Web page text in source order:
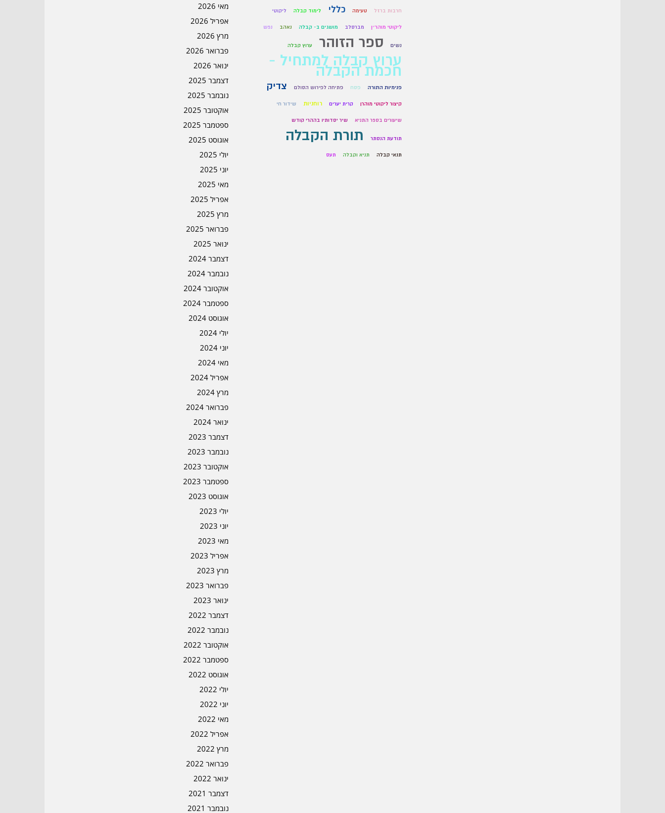
מאי 2026
אפריל 2026
מרץ 2026
פברואר 2026
ינואר 2026
דצמבר 2025
נובמבר 2025
אוקטובר 2025
ספטמבר 2025
אוגוסט 2025
יולי 2025
יוני 2025
מאי 2025
אפריל 2025
מרץ 2025
פברואר 2025
ינואר 2025
דצמבר 2024
נובמבר 2024
אוקטובר 2024
ספטמבר 2024
אוגוסט 2024
יולי 2024
יוני 2024
מאי 2024
אפריל 2024
מרץ 2024
פברואר 2024
ינואר 2024
דצמבר 2023
נובמבר 2023
אוקטובר 2023
ספטמבר 2023
אוגוסט 2023
יולי 2023
יוני 2023
מאי 2023
אפריל 2023
מרץ 2023
פברואר 2023
ינואר 2023
דצמבר 2022
נובמבר 2022
אוקטובר 2022
ספטמבר 2022
אוגוסט 2022
יולי 2022
יוני 2022
מאי 2022
אפריל 2022
מרץ 2022
פברואר 2022
ינואר 2022
דצמבר 2021
נובמבר 2021
חרבות ברזל טעימה כללי לימוד קבלה ליקוטי
ליקוטי מוהר״ן מברסלב מושגים ב- קבלה נאהב נפש
נשים ספר הזוהר ערוץ קבלה
ערוץ קבלה למתחיל -
חכמת הקבלה
פנימיות התורה פסח פתיחה לפירוש הסולם צדיק
קיצור ליקוטי מוהרן קרית יערים רוחניות שידור חי
שיעורים בספר התניא שיר יסדותיו בההרי קודש
תודעת הנסתר תורת הקבלה
תנאי קבלה תניא וקבלה תעס